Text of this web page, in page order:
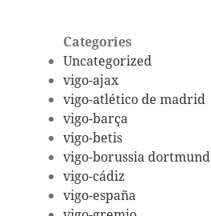
Categories
Uncategorized
vigo-ajax
vigo-atlético de madrid
vigo-barça
vigo-betis
vigo-borussia dortmund
vigo-cádiz
vigo-españa